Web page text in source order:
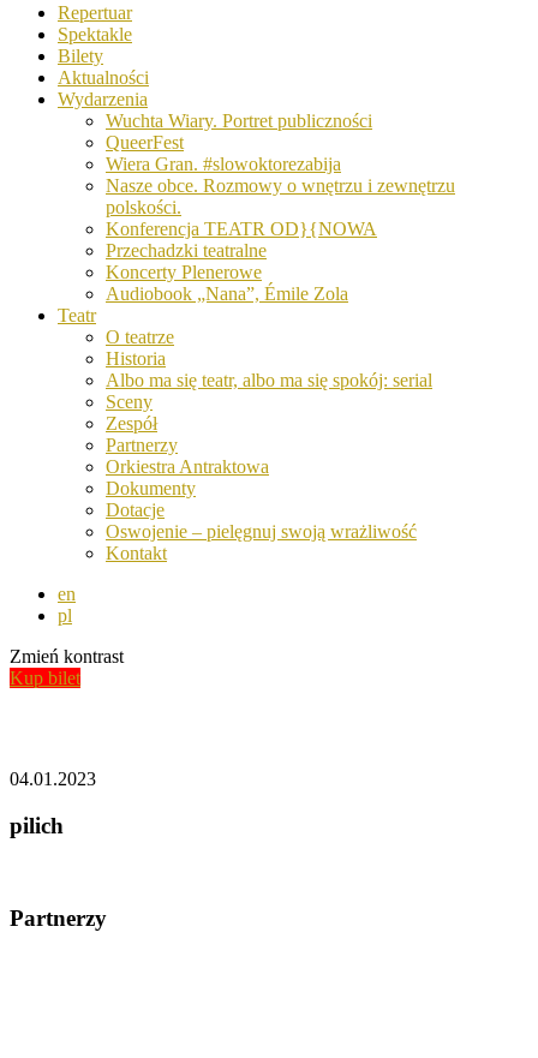
Repertuar
Spektakle
Bilety
Aktualności
Wydarzenia
Wuchta Wiary. Portret publiczności
QueerFest
Wiera Gran. #slowoktorezabija
Nasze obce. Rozmowy o wnętrzu i zewnętrzu
polskości.
Konferencja TEATR OD}{NOWA
Przechadzki teatralne
Koncerty Plenerowe
Audiobook „Nana”, Émile Zola
Teatr
O teatrze
Historia
Albo ma się teatr, albo ma się spokój: serial
Sceny
Zespół
Partnerzy
Orkiestra Antraktowa
Dokumenty
Dotacje
Oswojenie – pielęgnuj swoją wrażliwość
Kontakt
en
pl
Zmień kontrast
Kup bilet
04.01.2023
pilich
Partnerzy